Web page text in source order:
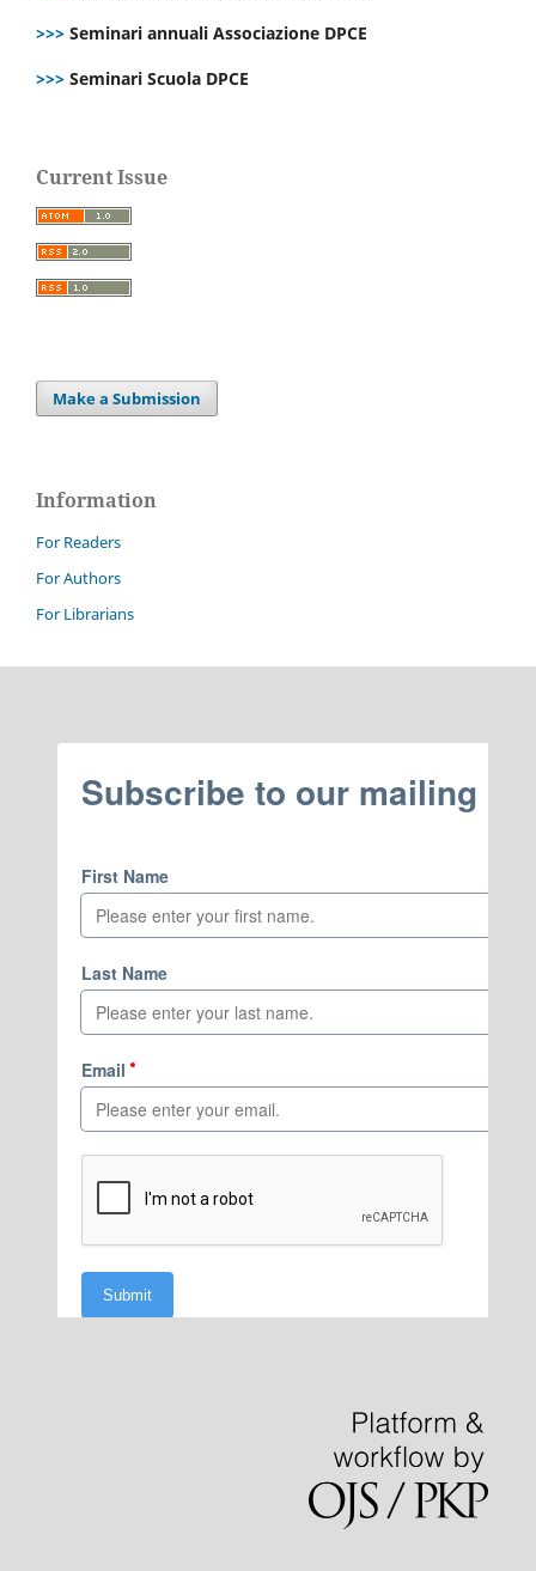
>>> Seminari annuali Associazione DPCE
>>> Seminari Scuola DPCE
Current Issue
Make a Submission
Information
For Readers
For Authors
For Librarians